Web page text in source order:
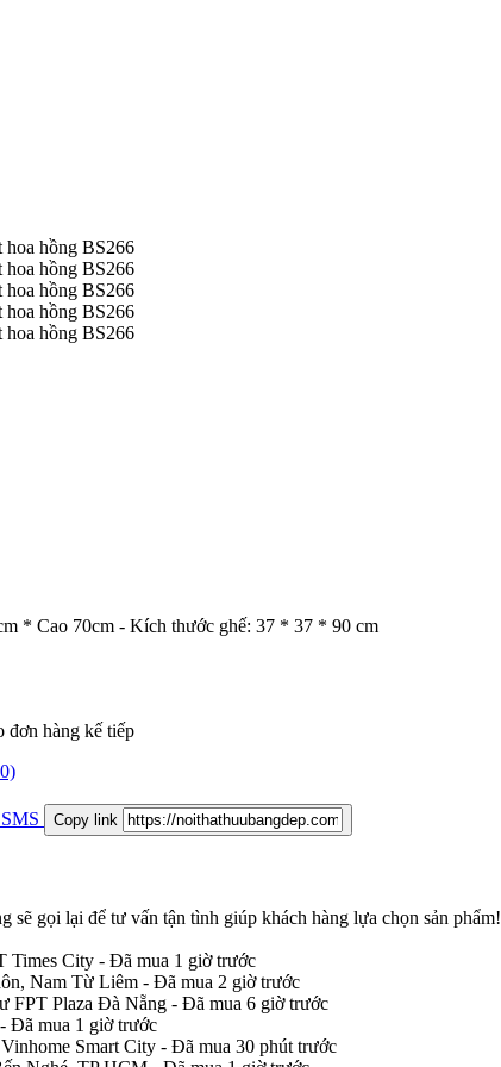
* Cao 70cm - Kích thước ghế: 37 * 37 * 90 cm
đơn hàng kế tiếp
Copy link
gọi lại để tư vấn tận tình giúp khách hàng lựa chọn sản phẩm!
Times City - Đã mua 1 giờ trước
Nam Từ Liêm - Đã mua 2 giờ trước
FPT Plaza Đà Nẵng - Đã mua 6 giờ trước
Đã mua 1 giờ trước
Smart City - Đã mua 30 phút trước